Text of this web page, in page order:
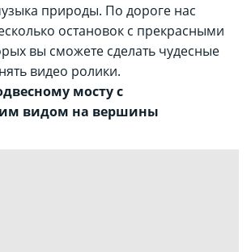
природы. По дороге нас
остановок с прекрасными
вы сможете сделать чудесные
видео ролики.
мосту с
видом на вершины